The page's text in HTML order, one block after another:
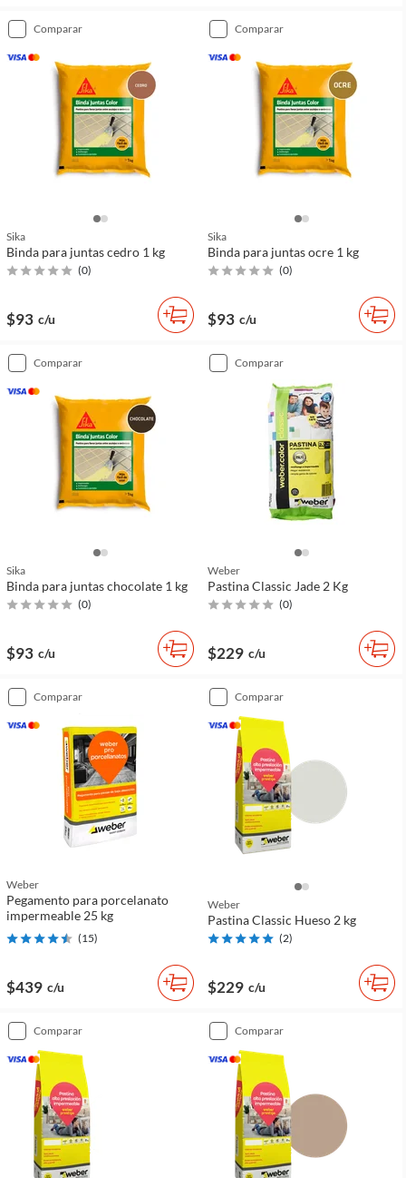
comparar
Sika
Binda para juntas cedro 1 kg
(0)
$93 c/u
comparar
Sika
Binda para juntas ocre 1 kg
(0)
$93 c/u
comparar
Sika
Binda para juntas chocolate 1 kg
(0)
$93 c/u
comparar
Weber
Pastina Classic Jade 2 Kg
(0)
$229 c/u
comparar
Weber
Pegamento para porcelanato
impermeable 25 kg
(15)
$439 c/u
comparar
Weber
Pastina Classic Hueso 2 kg
(2)
$229 c/u
comparar comparar